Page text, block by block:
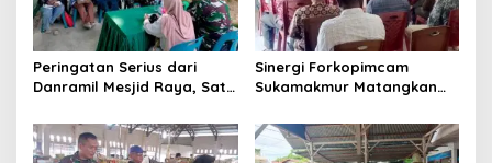
Peringatan Serius dari
Danramil Mesjid Raya, Satu
Diri, Keluarga, hingga
Satuan
Sinergi Forkopimcam
Sukamakmur Matangkan
Semangat Kebersamaan
Jadi Kunci Sukses